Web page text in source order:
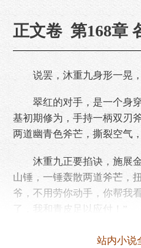
正文卷 第168章
说罢，沐重九身形一晃，
翠红的对手，是一个身穿
基初期修为，手持一柄双刃
两道幽青色斧芒，撕裂空气
沐重九正要掐诀，施展金
山锤，一锤轰散两道斧芒，
爷，不用劳你动手，你帮我
了，我和青皮足以应付！”
沐重九面露笑……站内小说